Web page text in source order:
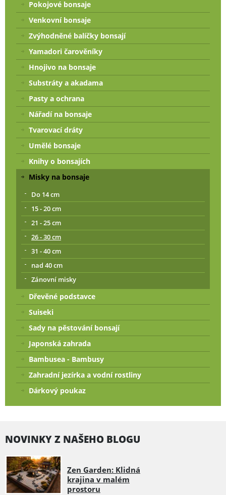
Pokojové bonsaje
Venkovní bonsaje
Zvýhodněné balíčky bonsají
Yamadori čarověníky
Hnojivo na bonsaje
Substráty a akadama
Pasty a ochrana
Nářadí na bonsaje
Tvarovací dráty
Umělé bonsaje
Knihy o bonsajích
Misky na bonsaje
Do 14 cm
15 - 20 cm
21 - 25 cm
26 - 30 cm
31 - 40 cm
nad 40 cm
Zánovní misky
Dřevěné podstavce
Suiseki
Sady na pěstování bonsají
Japonská zahrada
Bambusea - Bambusy
Zahradní jezírka a vodní rostliny
Dárkový poukaz
NOVINKY Z NAŠEHO BLOGU
Zen Garden: Klidná
krajina v malém
prostoru